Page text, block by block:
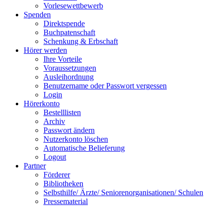
Vorlesewettbewerb
Spenden
Direktspende
Buchpatenschaft
Schenkung & Erbschaft
Hörer werden
Ihre Vorteile
Voraussetzungen
Ausleihordnung
Benutzername oder Passwort vergessen
Login
Hörerkonto
Bestelllisten
Archiv
Passwort ändern
Nutzerkonto löschen
Automatische Belieferung
Logout
Partner
Förderer
Bibliotheken
Selbsthilfe/ Ärzte/ Seniorenorganisationen/ Schulen
Pressematerial